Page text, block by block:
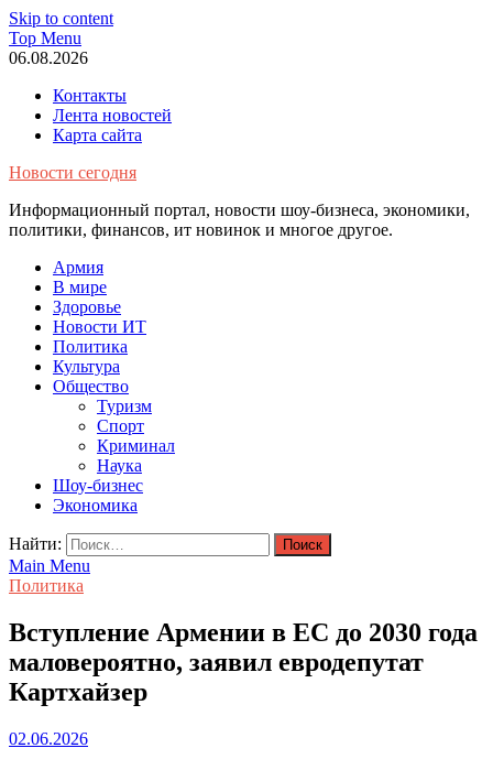
Skip to content
Top Menu
06.08.2026
Контакты
Лента новостей
Карта сайта
Новости сегодня
Информационный портал, новости шоу-бизнеса, экономики,
политики, финансов, ит новинок и многое другое.
Армия
В мире
Здоровье
Новости ИТ
Политика
Культура
Общество
Туризм
Спорт
Криминал
Наука
Шоу-бизнес
Экономика
Найти:
Main Menu
Политика
Вступление Армении в ЕС до 2030 года
маловероятно, заявил евродепутат
Картхайзер
02.06.2026